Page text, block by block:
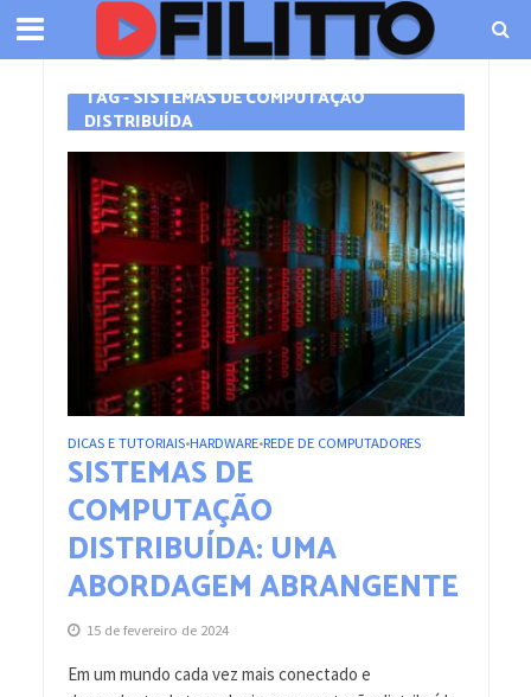
TAG - SISTEMAS DE COMPUTAÇÃO
DISTRIBUÍDA
DICAS E TUTORIAIS•HARDWARE•REDE DE COMPUTADORES
SISTEMAS DE
COMPUTAÇÃO
DISTRIBUÍDA: UMA
ABORDAGEM ABRANGENTE
15 de fevereiro de 2024
Em um mundo cada vez mais conectado e